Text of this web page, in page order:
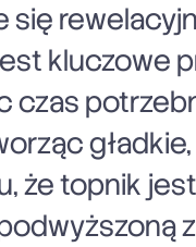
się
kluczowe
czas
że topnik